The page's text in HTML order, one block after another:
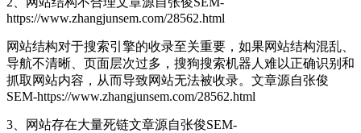
https://www.zhangjunsem.com/28562.html
网站结构对于搜索引擎的收录至关重要，如果网站结构混乱、
导航不清晰、页面层次过多，搜狗搜索机器人难以正确识别和
抓取网站内容，从而导致网站无法被收录。 文章源自张俊
SEM-https://www.zhangjunsem.com/28562.html
3、网站存在大量死链文章源自张俊SEM-